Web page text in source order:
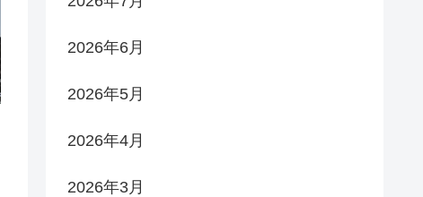
2026年6月
2026年5月
2026年4月
2026年3月